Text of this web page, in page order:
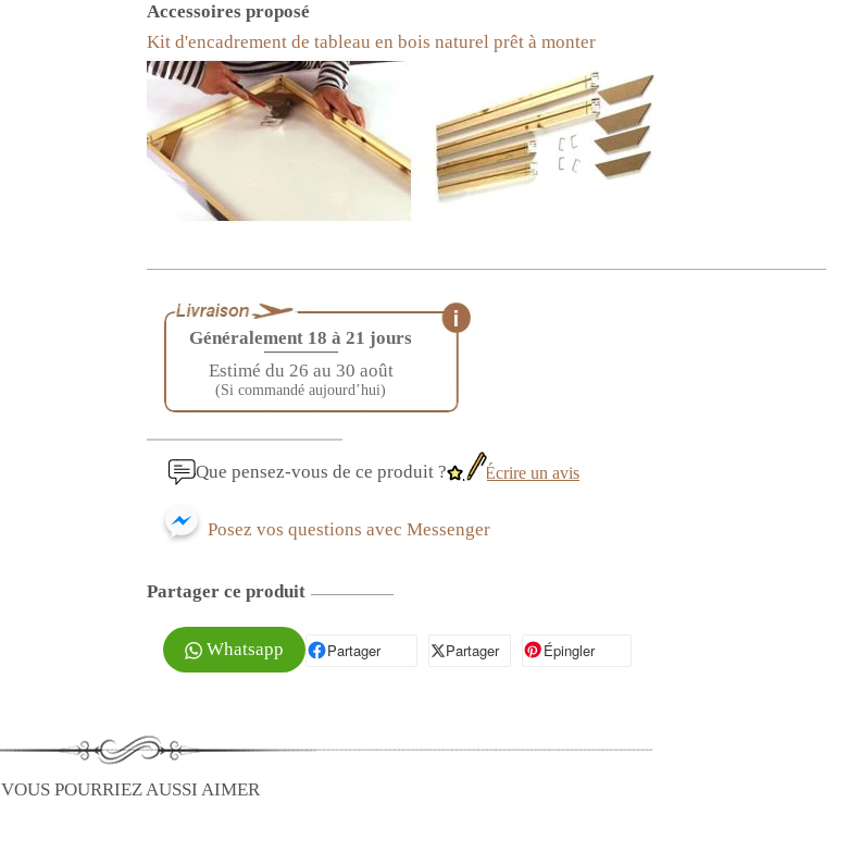
Accessoires proposé
Kit d'encadrement de tableau en bois naturel prêt à monter
Généralement 18 à 21 jours
————
Estimé du 26 au 30 août
(Si commandé aujourd’hui)
Que pensez-vous de ce produit ? Écrire un avis
Posez vos questions avec Messenger
Partager ce produit
Whatsapp PartagerPartager sur Facebook
Partager
Partager sur XÉpinglerÉpingler sur Pinterest
VOUS POURRIEZ AUSSI AIMER